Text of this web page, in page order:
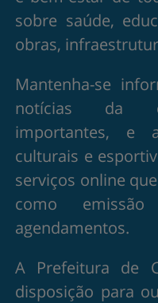
sobre saúde,
obras,
Mantenha-se
notícias da
importantes, e
culturais e
serviços online
como
agendamentos.
A Prefeitura de
disposição para